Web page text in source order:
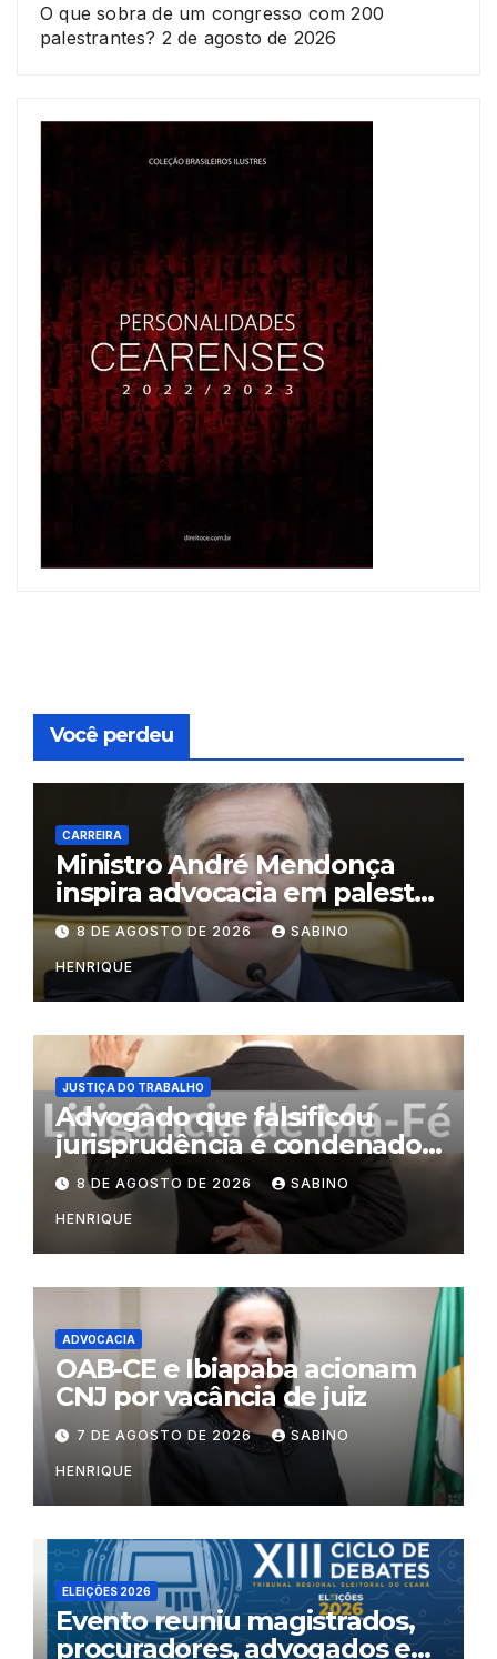
O que sobra de um congresso com 200
palestrantes? 2 de agosto de 2026
Você perdeu
CARREIRA
Ministro André Mendonça
inspira advocacia em palestra
na OAB do Rio
8 DE AGOSTO DE 2026 SABINO
HENRIQUE
JUSTIÇA DO TRABALHO
Advogado que falsificou
jurisprudência é condenado
por litigância de má-fé
8 DE AGOSTO DE 2026 SABINO
HENRIQUE
ADVOCACIA
OAB-CE e Ibiapaba acionam
CNJ por vacância de juiz
7 DE AGOSTO DE 2026 SABINO
HENRIQUE
ELEIÇÕES 2026
Evento reuniu magistrados,
procuradores, advogados e